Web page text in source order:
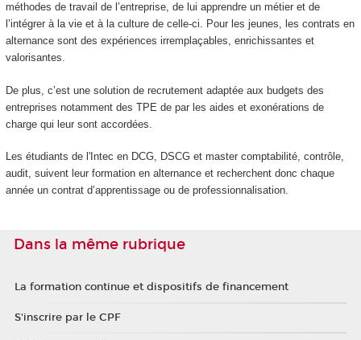
méthodes de travail de l’entreprise, de lui apprendre un métier et de
l’intégrer à la vie et à la culture de celle-ci. Pour les jeunes, les contrats en
alternance sont des expériences irremplaçables, enrichissantes et
valorisantes.
De plus, c’est une solution de recrutement adaptée aux budgets des
entreprises notamment des TPE de par les aides et exonérations de
charge qui leur sont accordées.
Les étudiants de l'Intec en DCG, DSCG et master comptabilité, contrôle,
audit, suivent leur formation en alternance et recherchent donc chaque
année un contrat d’apprentissage ou de professionnalisation.
Dans la même rubrique
La formation continue et dispositifs de financement
S'inscrire par le CPF